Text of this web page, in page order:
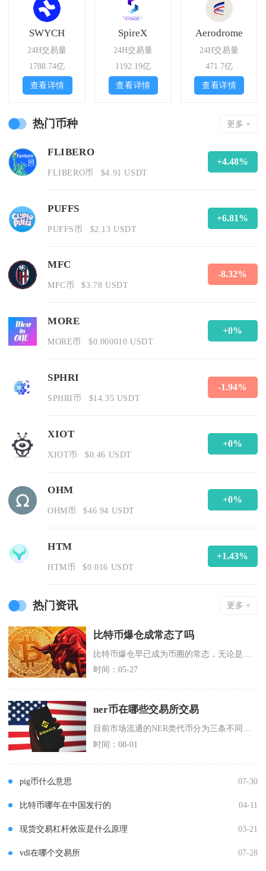
SWYCH
24H交易量
1788.74亿
查看详情
SpireX
24H交易量
1192.19亿
查看详情
Aerodrome
24H交易量
471.7亿
查看详情
热门币种 更多 +
FLIBERO
FLIBERO币 $4.91 USDT
+4.48%
PUFFS
PUFFS币 $2.13 USDT
+6.81%
MFC
MFC币 $3.78 USDT
-8.32%
MORE
MORE币 $0.000010 USDT
+0%
SPHRI
SPHRI币 $14.35 USDT
-1.94%
XIOT
XIOT币 $0.46 USDT
+0%
OHM
OHM币 $46.94 USDT
+0%
HTM
HTM币 $0.016 USDT
+1.43%
热门资讯 更多 +
比特币爆仓成常态了吗
时间：05-27
ner币在哪些交易所交易
时间：08-01
pig币什么意思 07-30
比特币哪年在中国发行的 04-11
现货交易杠杆效应是什么原理 03-21
vdl在哪个交易所 07-28